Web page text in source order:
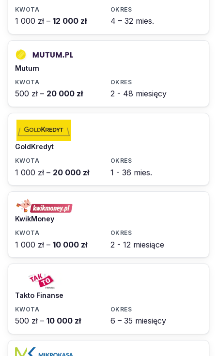
1 000 zł – 12 000 zł 4 – 32 mies.
Mutum
500 zł – 20 000 zł 2 - 48 miesięcy
GoldKredyt
1 000 zł – 20 000 zł 1 - 36 mies.
KwikMoney
1 000 zł – 10 000 zł 2 - 12 miesiące
Takto Finanse
500 zł – 10 000 zł 6 – 35 miesięcy